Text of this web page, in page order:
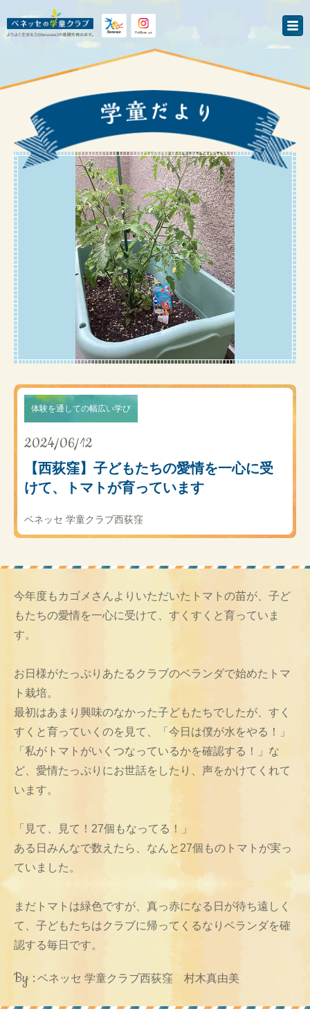
体験を通しての幅広い学び
2024/06/12
【西荻窪】子どもたちの愛情を一心に受
けて、トマトが育っています
ベネッセ 学童クラブ西荻窪
今年度もカゴメさんよりいただいたトマトの苗が、子ど
もたちの愛情を一心に受けて、すくすくと育っていま
す。
お日様がたっぷりあたるクラブのベランダで始めたトマ
ト栽培。
最初はあまり興味のなかった子どもたちでしたが、すく
すくと育っていくのを見て、「今日は僕が水をやる！」
「私がトマトがいくつなっているかを確認する！」な
ど、愛情たっぷりにお世話をしたり、声をかけてくれて
います。
「見て、見て！27個もなってる！」
ある日みんなで数えたら、なんと27個ものトマトが実っ
ていました。
まだトマトは緑色ですが、真っ赤になる日が待ち遠しく
て、子どもたちはクラブに帰ってくるなりベランダを確
認する毎日です。
By : ベネッセ 学童クラブ西荻窪 村木真由美